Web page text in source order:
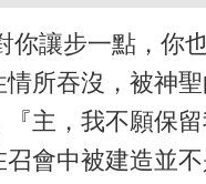
讓步一點，你
所吞沒，被神
主，我不願保
會中被建造並